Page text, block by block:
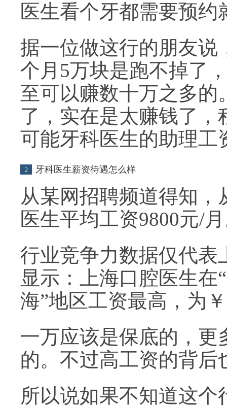
医生看个牙都需要预
据一位做这行的朋友说
个月5万块是跑不掉了
至可以赚数十万之多的
了，实在是太赚钱了
可能牙科医生的助理工
2 牙科医生薪资待遇怎么样
从某网招聘频道得知
医生平均工资9800元/
行业竞争力数据仅代表
显示：上海口腔医生在
海”地区工资最高，为
一万应该是保底的，更
的。不过高工资的背
所以说如果不知道这